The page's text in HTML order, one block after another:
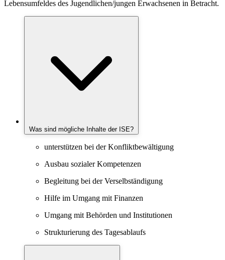
Lebensumfeldes des Jugendlichen/jungen Erwachsenen in Betracht.
Was sind mögliche Inhalte der ISE?
unterstützen bei der Konfliktbewältigung
Ausbau sozialer Kompetenzen
Begleitung bei der Verselbständigung
Hilfe im Umgang mit Finanzen
Umgang mit Behörden und Institutionen
Strukturierung des Tagesablaufs